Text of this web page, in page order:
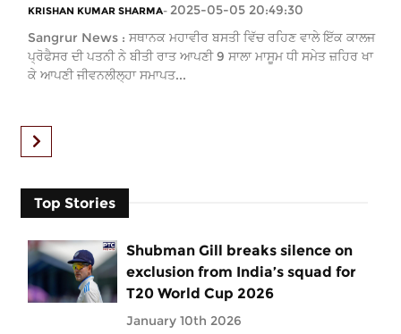
KRISHAN KUMAR SHARMA- 2025-05-05 20:49:30
Sangrur News : ਸਥਾਨਕ ਮਹਾਵੀਰ ਬਸਤੀ ਵਿੱਚ ਰਹਿਣ ਵਾਲੇ ਇੱਕ ਕਾਲਜ
ਪ੍ਰੋਫੈਸਰ ਦੀ ਪਤਨੀ ਨੇ ਬੀਤੀ ਰਾਤ ਆਪਣੀ 9 ਸਾਲਾ ਮਾਸੂਮ ਧੀ ਸਮੇਤ ਜ਼ਹਿਰ ਖਾ
ਕੇ ਆਪਣੀ ਜੀਵਨਲੀਲ੍ਹਾ ਸਮਾਪਤ...
Top Stories
Shubman Gill breaks silence on
exclusion from India’s squad for
T20 World Cup 2026
January 10th 2026